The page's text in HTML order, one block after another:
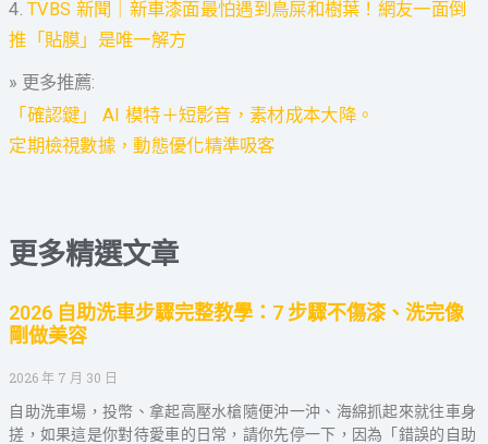
4.TVBS 新聞｜新車漆面最怕遇到鳥屎和樹葉！網友一面倒
推「貼膜」是唯一解方
» 更多推薦:
「確認鍵」 AI 模特＋短影音，素材成本大降。
定期檢視數據，動態優化精準吸客
更多精選文章
2026 自助洗車步驟完整教學：7 步驟不傷漆、洗完像
剛做美容
2026 年 7 月 30 日
自助洗車場，投幣、拿起高壓水槍隨便沖一沖、海綿抓起來就往車身
搓，如果這是你對待愛車的日常，請你先停一下，因為「錯誤的自助